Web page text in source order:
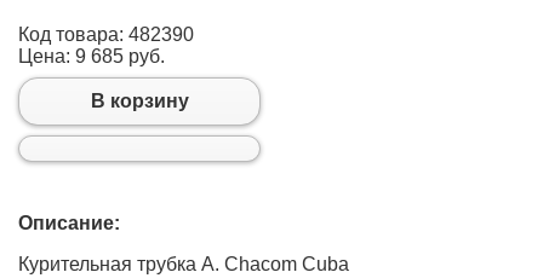
Код товара: 482390
Цена: 9 685 руб.
В корзину
Описание:
Курительная трубка A. Chacom Cuba